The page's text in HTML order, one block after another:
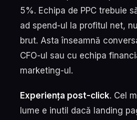
5%. Echipa de PPC trebuie
ad spend-ul la profitul net,
brut. Asta înseamnă
CFO-ul sau cu echipa
marketing-ul.
Experiența post-click. Cel
lume e inutil dacă landing